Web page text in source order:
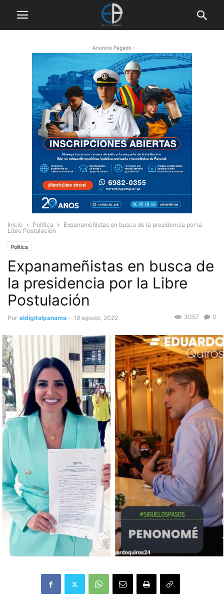
- Anuncio Pagado -
Inicio Política
Expanameñistas en busca de la presidencia por la
Libre Postulación
Política
Expanameñistas en busca de
la presidencia por la Libre
Postulación
Por eldigitalpanama - 19 agosto, 2022 0
3057